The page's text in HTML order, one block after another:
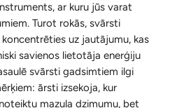
ar kuru jūs varat
Turot rokās, svārsti
uz jautājumu, kas
savienos lietotāja enerģiju
svārsti gadsimtiem ilgi
ārsti izsekoja, kur
mazuļa dzimumu, bet